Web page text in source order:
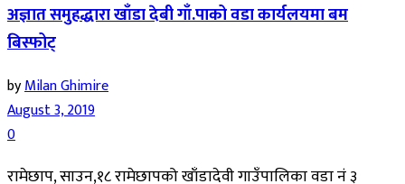
अज्ञात समुहद्धारा खाँडा देबी गाँ.पाको वडा कार्यलयमा बम
बिस्फोट्
byMilan Ghimire
August 3, 2019
0
रामेछाप, साउन,१८ रामेछापको खाँडादेवी गाउँपालिका वडा नं ३